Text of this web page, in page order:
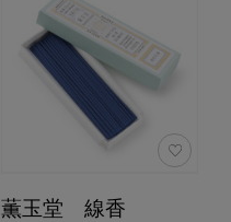
薫玉堂 線香